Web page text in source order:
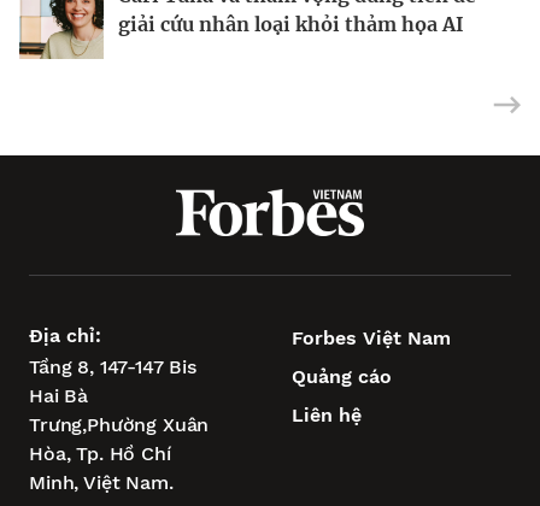
giải cứu nhân loại khỏi thảm họa AI
sức cưới
Philippines đối mặt bài toán bê tông
Địa chỉ:
Tầng 8, 147-147 Bis
Hai Bà
Trưng,Phường Xuân
Hòa,Tp. Hồ Chí
Minh, Việt Nam.
Forbes Việt Nam
Quảng cáo
Liên hệ